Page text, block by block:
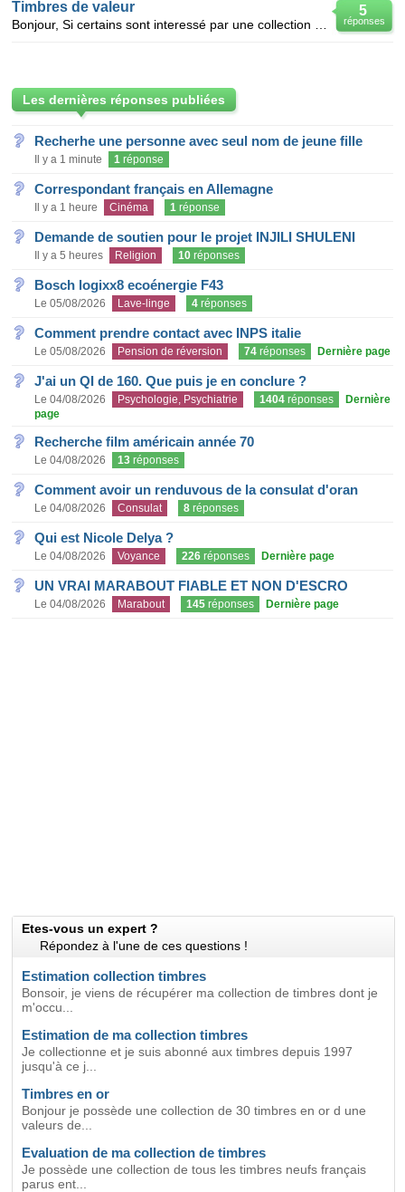
5
réponses
Timbres de valeur
Les dernières réponses publiées
Recherhe une personne avec seul nom de jeune fille
Il y a 1 minute 1 réponse
Correspondant français en Allemagne
Il y a 1 heure Cinéma 1 réponse
Demande de soutien pour le projet INJILI SHULENI
Il y a 5 heures Religion 10 réponses
Bosch logixx8 ecoénergie F43
Le 05/08/2026 Lave-linge 4 réponses
Comment prendre contact avec INPS italie
Le 05/08/2026 Pension de réversion 74 réponses Dernière page
J'ai un QI de 160. Que puis je en conclure ?
Le 04/08/2026 Psychologie, Psychiatrie 1404 réponses
Dernière
page
Recherche film américain année 70
Le 04/08/2026 13 réponses
Comment avoir un renduvous de la consulat d'oran
Le 04/08/2026 Consulat 8 réponses
Qui est Nicole Delya ?
Le 04/08/2026 Voyance 226 réponses Dernière page
UN VRAI MARABOUT FIABLE ET NON D'ESCRO
Le 04/08/2026 Marabout 145 réponses Dernière page
Etes-vous un expert ?
Répondez à l'une de ces questions !
Estimation collection timbres
Bonsoir, je viens de récupérer ma collection de timbres dont je
m'occu...
Estimation de ma collection timbres
Je collectionne et je suis abonné aux timbres depuis 1997
jusqu'à ce j...
Timbres en or
Bonjour je possède une collection de 30 timbres en or d une
valeurs de...
Evaluation de ma collection de timbres
Je possède une collection de tous les timbres neufs français
parus ent...